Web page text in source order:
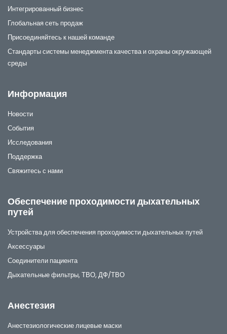
Интегрированный бизнес
Глобальная сеть продаж
Присоединяйтесь к нашей команде
Стандарты системы менеджмента качества и охраны окружающей
среды
Информация
Новости
События
Исследования
Поддержка
Свяжитесь с нами
Обеспечение проходимости дыхательных
путей
Устройства для обеспечения проходимости дыхательных путей
Аксессуары
Соединители пациента
Дыхательные фильтры, ТВО, ДФ/ТВО
Анестезия
Анестезиологические лицевые маски